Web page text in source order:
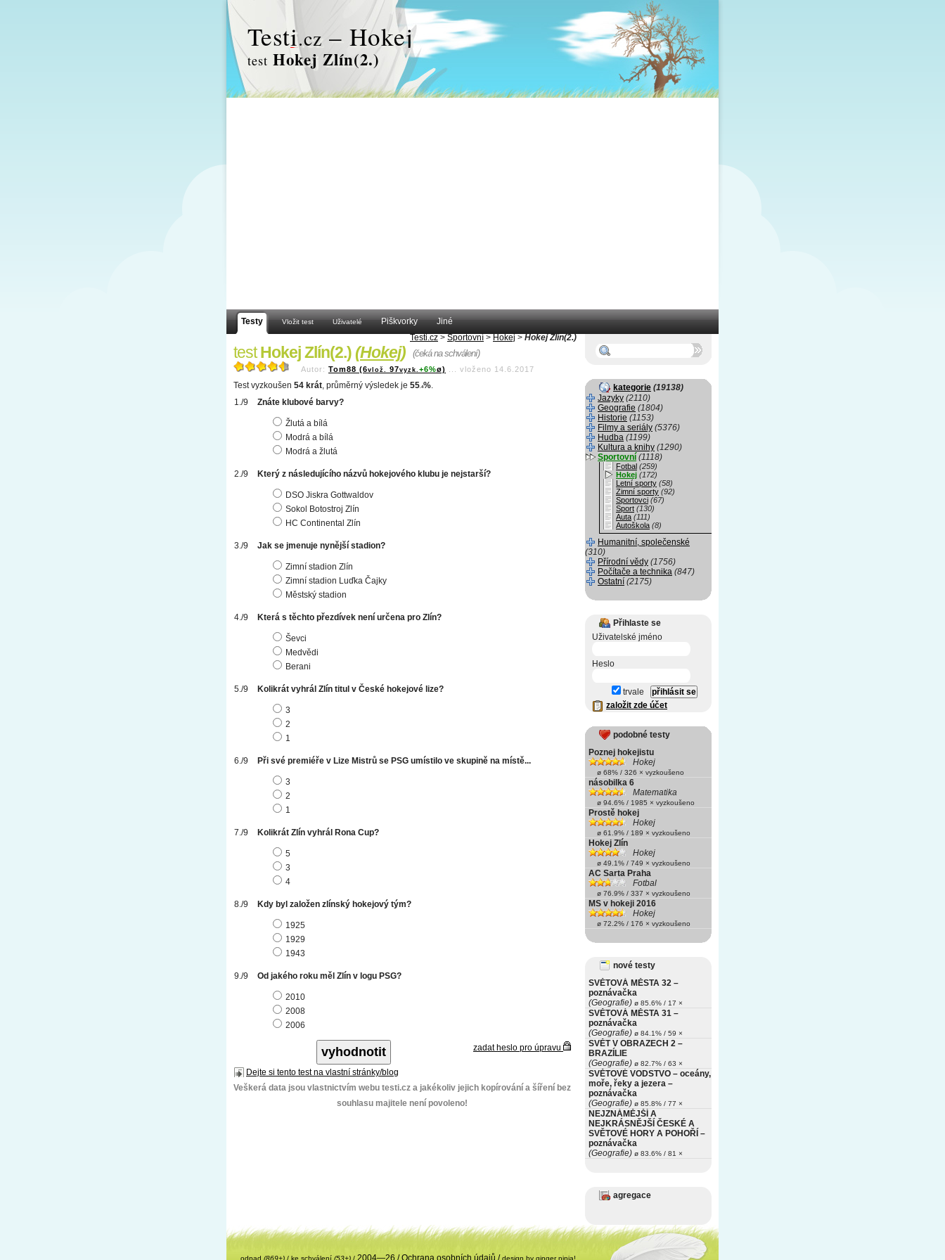
Testi.cz – Hokej
test Hokej Zlín(2.)
Testy Vložit test Uživatelé Piškvorky
Jiné
Testi.cz > Sportovní > Hokej > Hokej Zlín(2.)
testHokej Zlín(2.)(Hokej) (čeká na schválení)
Autor: Tom88 (6vlož. 97vyzk. +6%ø) vloženo 14.6.2017
Test vyzkoušen 54 krát, průměrný výsledek je 55 .4%.
Znáte klubové barvy?
Žlutá a bílá
Modrá a bílá
Modrá a žlutá
Který z následujícího názvů hokejového klubu je nejstarší?
DSO Jiskra Gottwaldov
Sokol Botostroj Zlín
HC Continental Zlín
Jak se jmenuje nynější stadion?
Zimní stadion Zlín
Zimní stadion Luďka Čajky
Městský stadion
Která s těchto přezdívek není určena pro Zlín?
Ševci
Medvědi
Berani
Kolikrát vyhrál Zlín titul v České hokejové lize?
3
2
1
Při své premiéře v Lize Mistrů se PSG umístilo ve skupině na místě...
3
2
1
Kolikrát Zlín vyhrál Rona Cup?
5
3
4
Kdy byl založen zlínský hokejový tým?
1925
1929
1943
Od jakého roku měl Zlín v logu PSG?
2010
2008
2006
zadat heslo pro úpravu
Dejte si tento test na vlastní stránky/blog
Veškerá data jsou vlastnictvím webu testi.cz a jakékoliv jejich kopírování a šíření bez
souhlasu majitele není povoleno!
kategorie (19138)
Jazyky (2110)
Geografie (1804)
Historie (1153)
Filmy a seriály (5376)
Hudba (1199)
Kultura a knihy (1290)
Sportovní (1118)
Fotbal (259)
Hokej (172)
Letní sporty (58)
Zimní sporty (92)
Sportovci (67)
Sport (130)
Auta (111)
Autoškola (8)
Humanitní, společenské
(310)
Přírodní vědy (1756)
Počítače a technika (847)
Ostatní (2175)
Přihlaste se
Uživatelské jméno
Heslo
trvale
založit zde účet
podobné testy
Poznej hokejistu
Hokej
ø 68% / 326 × vyzkoušeno
násobilka 6
Matematika
ø 94.6% / 1985 × vyzkoušeno
Prostě hokej
Hokej
ø 61.9% / 189 × vyzkoušeno
Hokej Zlín
Hokej
ø 49.1% / 749 × vyzkoušeno
AC Sarta Praha
Fotbal
ø 76.9% / 337 × vyzkoušeno
MS v hokeji 2016
Hokej
ø 72.2% / 176 × vyzkoušeno
nové testy
SVĚTOVÁ MĚSTA 32 –
poznávačka
(Geografie) ø 85.6% / 17 ×
SVĚTOVÁ MĚSTA 31 –
poznávačka
(Geografie) ø 84.1% / 59 ×
SVĚT V OBRAZECH 2 –
BRAZÍLIE
(Geografie) ø 82.7% / 63 ×
SVĚTOVÉ VODSTVO – oceány,
moře, řeky a jezera –
poznávačka
(Geografie) ø 85.8% / 77 ×
NEJZNÁMĚJŠÍ A
NEJKRÁSNĚJŠÍ ČESKÉ A
SVĚTOVÉ HORY A POHOŘÍ –
poznávačka
(Geografie) ø 83.6% / 81 ×
agregace
odpad (869+) / ke schválení (53+) / 2004—26 /Ochrana osobních údajů /design by ginger ninja!